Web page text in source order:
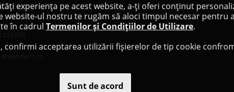
SRL
Mihai I, nr 44F, Baia Mare, Maramureș, RO
experiența pe acest website, a-ți oferi conținut
website-ul nostru te rugăm să aloci timpul necesar pentru
în cadrul Termenilor și Condițiilor de Utilizare.
acceptarea utilizării fișierelor de tip cookie
Sunt de acord